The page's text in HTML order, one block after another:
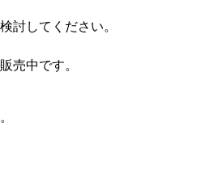
討してください。
売中です。